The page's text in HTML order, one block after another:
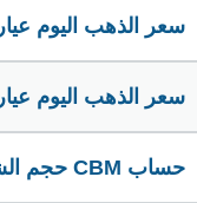
سعر الذهب اليوم عيار 21 الآن
سعر الذهب اليوم عيار 24 الآن
حساب CBM حجم الشحنة التجارية